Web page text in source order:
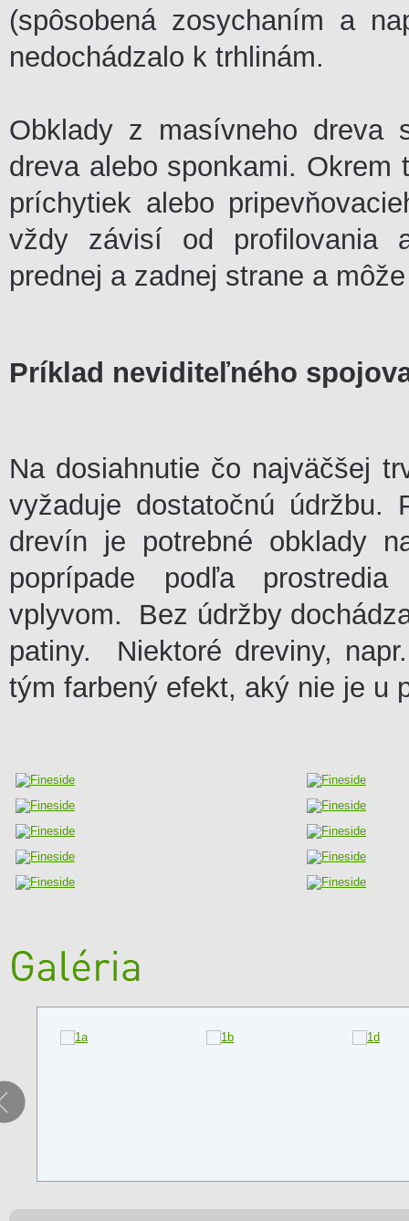
(spôsobená zosychaním a
nedochádzalo k trhlinám.
Obklady z masívneho dreva
dreva alebo sponkami. Okrem
príchytiek alebo
vždy závisí od profilovania
prednej a zadnej strane a
Príklad neviditeľného
Na dosiahnutie čo najväčšej
vyžaduje dostatočnú údržbu.
drevín je potrebné obklady
poprípade podľa
vplyvom. Bez údržby
patiny. Niektoré dreviny,
tým farbený efekt, aký nie je u